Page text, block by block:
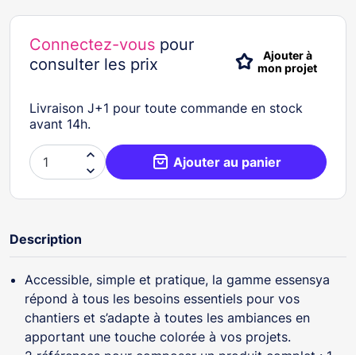
Connectez-vous pour
consulter les prix
Ajouter à
mon projet
Livraison J+1 pour toute commande en stock
avant 14h.

 Ajouter au panier
Description
Accessible, simple et pratique, la gamme essensya
répond à tous les besoins essentiels pour vos
chantiers et s’adapte à toutes les ambiances en
apportant une touche colorée à vos projets.